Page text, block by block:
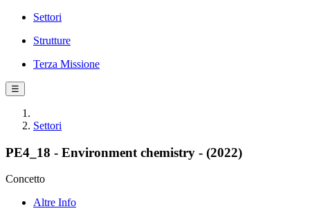
Settori
Strutture
Terza Missione
☰
Settori
PE4_18 - Environment chemistry - (2022)
Concetto
Altre Info